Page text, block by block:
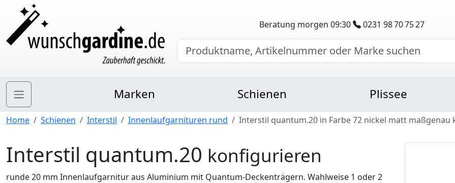
Beratung morgen 09:30 0231 98 70 75 27
Marken Schienen Plissee
Home Schienen Interstil Innenlaufgarnituren rund Interstil quantum.20 in Farbe 72 nickel matt
Interstil quantum.20 konfigurieren
runde 20 mm Innenlaufgarnitur aus Aluminium mit Quantum-Deckenträgern. Wahlweise 1 oder 2